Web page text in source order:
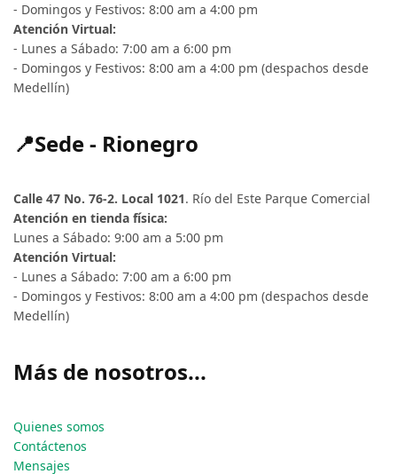
- Domingos y Festivos: 8:00 am a 4:00 pm
Atención Virtual:
- Lunes a Sábado: 7:00 am a 6:00 pm
- Domingos y Festivos: 8:00 am a 4:00 pm (despachos desde
Medellín)
📍Sede - Rionegro
Calle 47 No. 76-2. Local 1021. Río del Este Parque Comercial
Atención en tienda física:
Lunes a Sábado: 9:00 am a 5:00 pm
Atención Virtual:
- Lunes a Sábado: 7:00 am a 6:00 pm
- Domingos y Festivos: 8:00 am a 4:00 pm (despachos desde
Medellín)
Más de nosotros...
Quienes somos
Contáctenos
Mensajes